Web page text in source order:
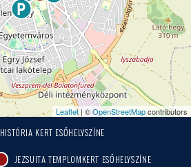
Leaflet| ©OpenStreetMapcontributors
HISTÓRIA KERT ESŐHELYSZÍNE
JEZSUITA TEMPLOMKERT ESŐHELYSZÍNE